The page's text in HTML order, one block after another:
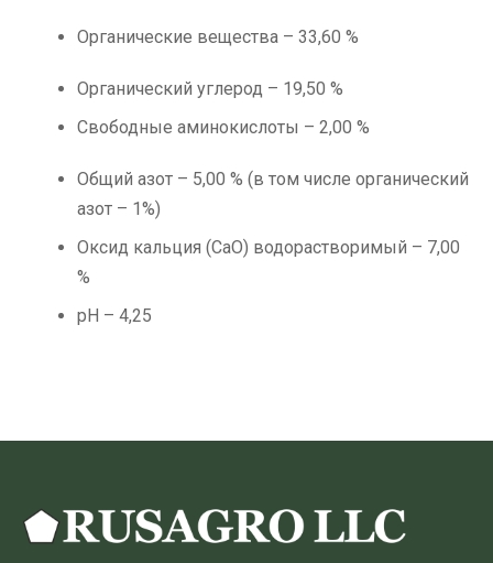
Органические вещества – 33,60 %
Органический углерод – 19,50 %
Свободные аминокислоты – 2,00 %
Общий азот – 5,00 % (в том числе органический
азот – 1%)
Оксид кальция (CaO) водорастворимый – 7,00
%
pH – 4,25